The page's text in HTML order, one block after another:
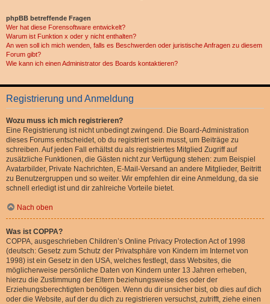
phpBB betreffende Fragen
Wer hat diese Forensoftware entwickelt?
Warum ist Funktion x oder y nicht enthalten?
An wen soll ich mich wenden, falls es Beschwerden oder juristische Anfragen zu diesem
Forum gibt?
Wie kann ich einen Administrator des Boards kontaktieren?
Registrierung und Anmeldung
Wozu muss ich mich registrieren?
Eine Registrierung ist nicht unbedingt zwingend. Die Board-Administration
dieses Forums entscheidet, ob du registriert sein musst, um Beiträge zu
schreiben. Auf jeden Fall erhältst du als registriertes Mitglied Zugriff auf
zusätzliche Funktionen, die Gästen nicht zur Verfügung stehen: zum Beispiel
Avatarbilder, Private Nachrichten, E-Mail-Versand an andere Mitglieder, Beitritt
zu Benutzergruppen und so weiter. Wir empfehlen dir eine Anmeldung, da sie
schnell erledigt ist und dir zahlreiche Vorteile bietet.
Nach oben
Was ist COPPA?
COPPA, ausgeschrieben Children’s Online Privacy Protection Act of 1998
(deutsch: Gesetz zum Schutz der Privatsphäre von Kindern im Internet von
1998) ist ein Gesetz in den USA, welches festlegt, dass Websites, die
möglicherweise persönliche Daten von Kindern unter 13 Jahren erheben,
hierzu die Zustimmung der Eltern beziehungsweise des oder der
Erziehungsberechtigten benötigen. Wenn du dir unsicher bist, ob dies auf dich
oder die Website, auf der du dich zu registrieren versuchst, zutrifft, ziehe einen